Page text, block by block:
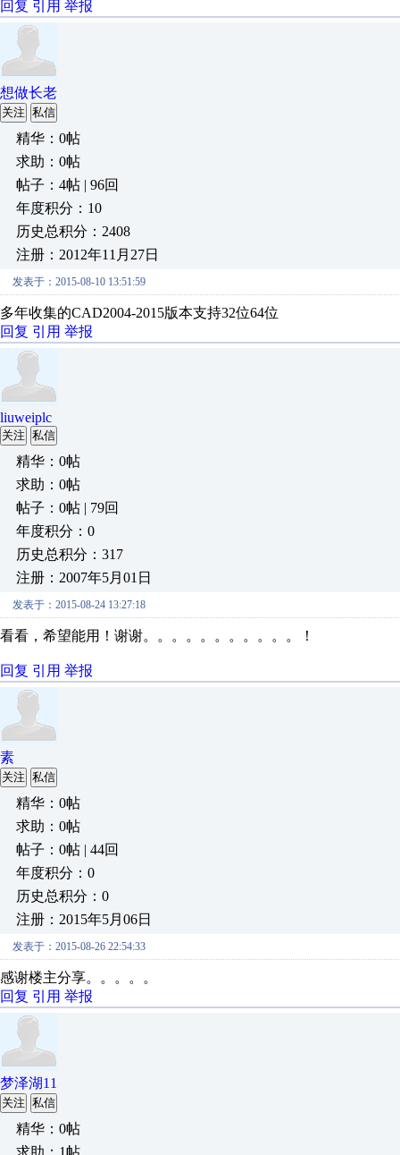
回复 引用 举报
想做长老
关注 私信
精华：0帖
求助：0帖
帖子：4帖 | 96回
年度积分：10
历史总积分：2408
注册：2012年11月27日
发表于：2015-08-10 13:51:59
多年收集的CAD2004-2015版本支持32位64位
回复 引用 举报
liuweiplc
关注 私信
精华：0帖
求助：0帖
帖子：0帖 | 79回
年度积分：0
历史总积分：317
注册：2007年5月01日
发表于：2015-08-24 13:27:18
看看，希望能用！谢谢。。。。。。。。。。。！
回复 引用 举报
素
关注 私信
精华：0帖
求助：0帖
帖子：0帖 | 44回
年度积分：0
历史总积分：0
注册：2015年5月06日
发表于：2015-08-26 22:54:33
感谢楼主分享。。。。。
回复 引用 举报
梦泽湖11
关注 私信
精华：0帖
求助：1帖